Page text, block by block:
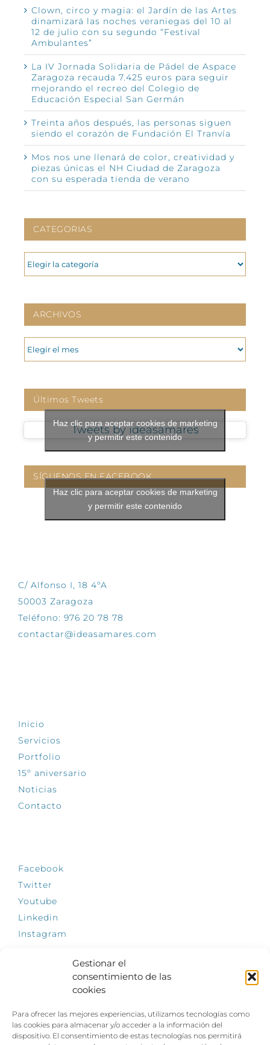
Gestionar el
consentimiento de las
cookies
Para ofrecer las mejores experiencias, utilizamos tecnologías como
las cookies para almacenar y/o acceder a la información del
dispositivo. El consentimiento de estas tecnologías nos permitirá
Clown, circo y magia: el Jardín de las Artes
dinamizará las noches veraniegas del 10 al
12 de julio con su segundo “Festival
Ambulantes”
La IV Jornada Solidaria de Pádel de Aspace
Zaragoza recauda 7.425 euros para seguir
mejorando el recreo del Colegio de
Educación Especial San Germán
Treinta años después, las personas siguen
siendo el corazón de Fundación El Tranvía
Mos nos une llenará de color, creatividad y
piezas únicas el NH Ciudad de Zaragoza
con su esperada tienda de verano
CATEGORIAS
CATEGORIAS
ARCHIVOS
ARCHIVOS
Últimos Tweets
Tweets by ideasamares
Haz clic para aceptar cookies de marketing
y permitir este contenido
SÍGUENOS EN FACEBOOK
Haz clic para aceptar cookies de marketing
y permitir este contenido
C/ Alfonso I, 18 4ºA
50003 Zaragoza
Teléfono: 976 20 78 78
contactar@ideasamares.com
Inicio
Servicios
Portfolio
15º aniversario
Noticias
Contacto
Facebook
Twitter
Youtube
Linkedin
Instagram
El empleo, la gran llave para una vida
independiente: Fundación Dfa reclama un
impulso decidido a la inclusión laboral de las